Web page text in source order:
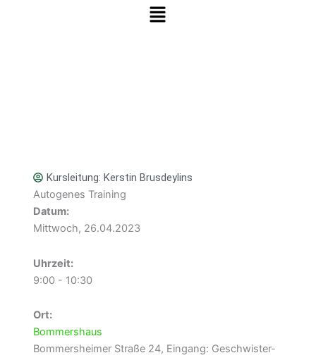
Menü
Autogenes Training
Datum:
Mittwoch, 26.04.2023
Uhrzeit:
9:00 - 10:30
Ort:
Bommershaus
Bommersheimer Straße 24, Eingang: Geschwister-
Kursleitung: Kerstin Brusdeylins